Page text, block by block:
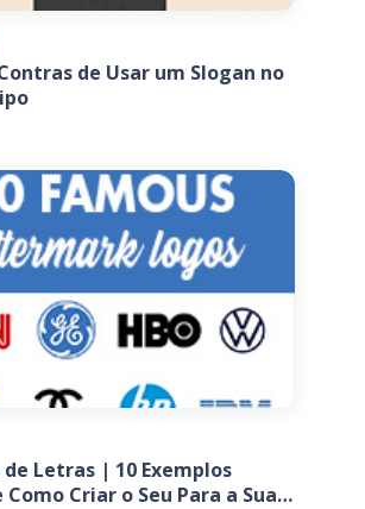
de Usar um Slogan no
Letras | 10 Exemplos
Como Criar o Seu Para a Sua